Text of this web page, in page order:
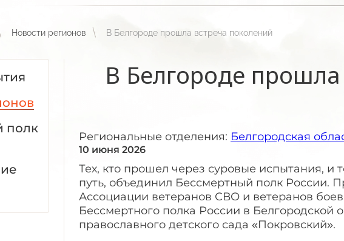
Новости регионов В Белгороде прошла встреча поколений
полк
В Белгороде
Региональные отделения: Белгородская
10 июня 2026
Тех, кто прошел через суровые испытания, и
путь, объединил Бессмертный полк России.
Ассоциации ветеранов СВО и ветеранов
Бессмертного полка России в Белгородской
православного детского сада «Покровский».